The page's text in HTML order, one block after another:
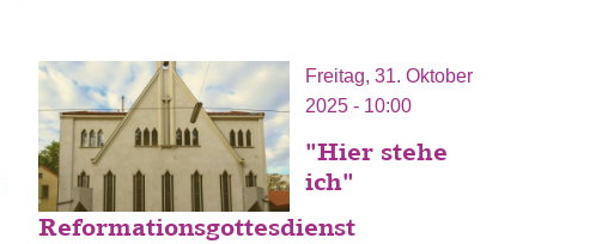
Freitag, 31. Oktober
2025 - 10:00
"Hier stehe
ich"
Reformationsgottesdienst